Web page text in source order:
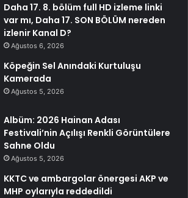
Daha 17. 8. bölüm full HD izleme linki
var mı, Daha 17. SON BÖLÜM nereden
izlenir Kanal D?
Ağustos 6, 2026
Köpeğin Sel Anındaki Kurtuluşu
Kamerada
Ağustos 5, 2026
Albüm: 2026 Hainan Adası
Festivali’nin Açılışı Renkli Görüntülere
Sahne Oldu
Ağustos 5, 2026
KKTC ve ambargolar önergesi AKP ve
MHP oylarıyla reddedildi